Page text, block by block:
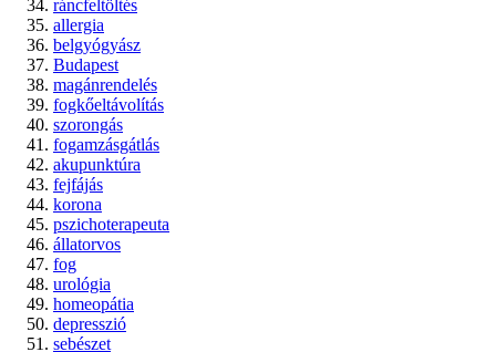
ráncfeltöltés
allergia
belgyógyász
Budapest
magánrendelés
fogkőeltávolítás
szorongás
fogamzásgátlás
akupunktúra
fejfájás
korona
pszichoterapeuta
állatorvos
fog
urológia
homeopátia
depresszió
sebészet